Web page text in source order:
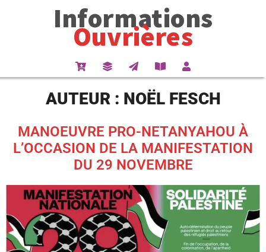
Informations
Ouvrières
AUTEUR : NOËL FESCH
MANOEUVRE PRO-NETANYAHOU À
L’OCCASION DE LA MANIFESTATION
DU 29 NOVEMBRE